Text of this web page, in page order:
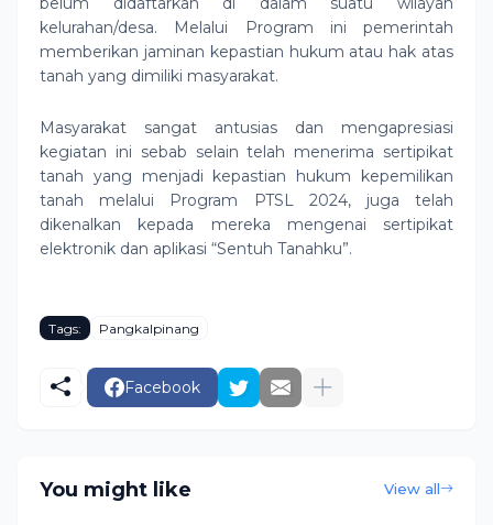
kelurahan/desa. Melalui Program ini pemerintah
memberikan jaminan kepastian hukum atau hak atas
tanah yang dimiliki masyarakat.
Masyarakat sangat antusias dan mengapresiasi
kegiatan ini sebab selain telah menerima sertipikat
tanah yang menjadi kepastian hukum kepemilikan
tanah melalui Program PTSL 2024, juga telah
dikenalkan kepada mereka mengenai sertipikat
elektronik dan aplikasi “Sentuh Tanahku”.
Tags: Pangkalpinang
Facebook
You might like View all